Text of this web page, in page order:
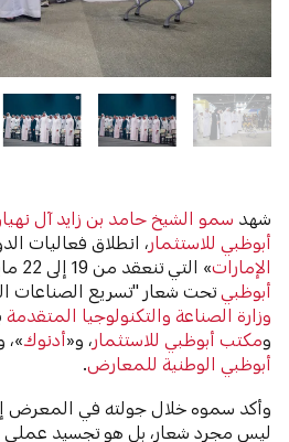
شهد سمو الشيخ حامد بن زايد آل
أبوظبي للاستثمار، انطلاق فعاليات
الإمارات» التي تنعقد من 19 إلى 22 مايو الجاري في
أبوظبي تحت شعار "تسريع الصناعات
وزارة الصناعة والتكنولوجيا المتقدمة
ومكتب أبوظبي للاستثمار، و«أدنوك»،
أبوظبي الوطنية للمعارض.
وأكد سموه خلال جولته في المعرض
ليس مجرد شعار، بل هو تجسيد عملي